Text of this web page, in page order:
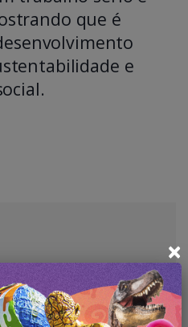
que é
e
×